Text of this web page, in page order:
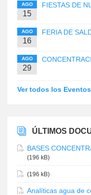
AGO
15
FIESTAS DE
AGO
16
FERIA DE
AGO
29
Ver todos los Eventos
ÚLTIMOS
BASES
(196 kB)
(196 kB)
Analíticas agua de